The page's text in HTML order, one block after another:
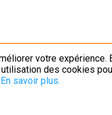
votre expérience.
des cookies
En savoir plus.